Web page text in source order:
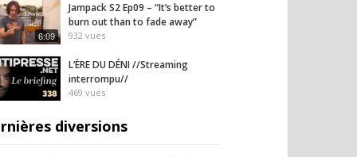
6:09
Jampack S2 Ep09 – “It’s better to
burn out than to fade away”
932 vues
L’ÈRE DU DÉNI //Streaming
interrompu//
469 vues
diversions